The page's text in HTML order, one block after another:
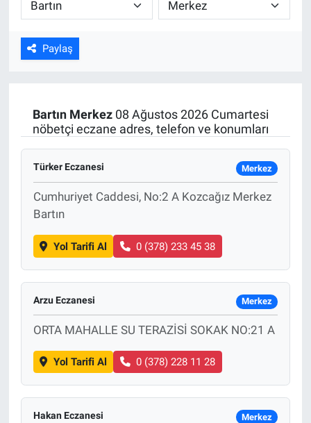
Paylaş
Bartın Merkez08 Ağustos 2026 Cumartesi
nöbetçi eczane adres, telefon ve konumları
Türker Eczanesi Merkez
Cumhuriyet Caddesi, No:2 A Kozcağız Merkez
Bartın
Yol Tarifi Al 0 (378) 233 45 38
Arzu Eczanesi Merkez
ORTA MAHALLE SU TERAZİSİ SOKAK NO:21 A
Yol Tarifi Al 0 (378) 228 11 28
Hakan Eczanesi Merkez